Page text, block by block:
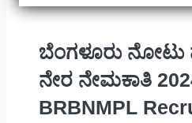
ಬೆಂಗಳೂರು ನೋಟು
ನೇರ ನೇಮಕಾತಿ
BRBNMPL